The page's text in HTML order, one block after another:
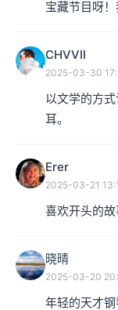
宝藏节目呀！
CHVVII
2025-03-30
以文学的方
耳。
Erer
2025-03-21
喜欢开头的
晓晴
2025-03-20
年轻的天才